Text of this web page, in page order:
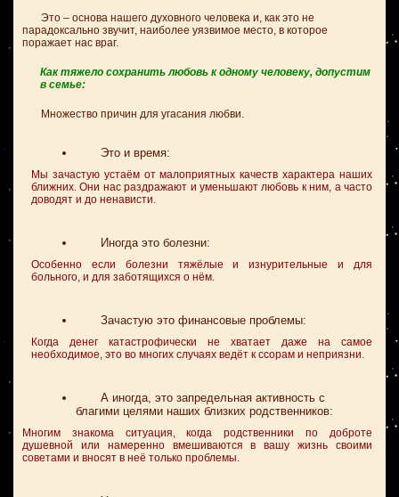
Это – основа нашего духовного человека и, как это не
парадоксально звучит, наиболее уязвимое место, в которое
поражает нас враг.
Как тяжело сохранить любовь к одному человеку, допустим
в семье:
Множество причин для угасания любви.
Это и время:
Мы зачастую устаём от малоприятных качеств характера наших
ближних. Они нас раздражают и уменьшают любовь к ним, а часто
доводят и до ненависти.
Иногда это болезни:
Особенно если болезни тяжёлые и изнурительные и для
больного, и для заботящихся о нём.
Зачастую это финансовые проблемы:
Когда денег катастрофически не хватает даже на самое
необходимое, это во многих случаях ведёт к ссорам и неприязни.
А иногда, это запредельная активность с
благими целями наших близких родственников:
Многим знакома ситуация, когда родственники по доброте
душевной или намеренно вмешиваются в вашу жизнь своими
советами и вносят в неё только проблемы.